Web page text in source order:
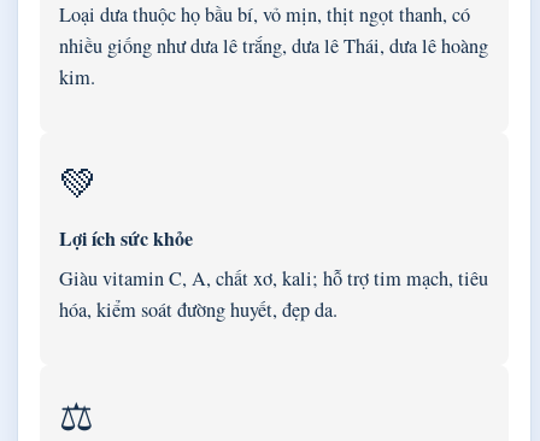
Loại dưa thuộc họ bầu bí, vỏ mịn, thịt ngọt thanh, có
nhiều giống như dưa lê trắng, dưa lê Thái, dưa lê hoàng
kim.
💚
Lợi ích sức khỏe
Giàu vitamin C, A, chất xơ, kali; hỗ trợ tim mạch, tiêu
hóa, kiểm soát đường huyết, đẹp da.
⚖️